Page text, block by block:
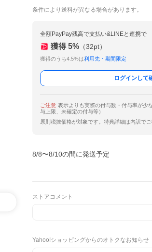
条件により送料が異なる場合があります。
全額PayPay残高で支払い&LINEと連携で
獲得 5% （32pt）
獲得のうち4.5%は利用先・期間限定
ログインして
ご注意 表示よりも実際の付与数・付与率が少
与上限、未確定の付与等）
原則税抜価格が対象です。特典詳細は内訳でご
8/8〜8/10の間に発送予定
ストアコメント
Yahoo!ショッピングからのオトクなお知らせ